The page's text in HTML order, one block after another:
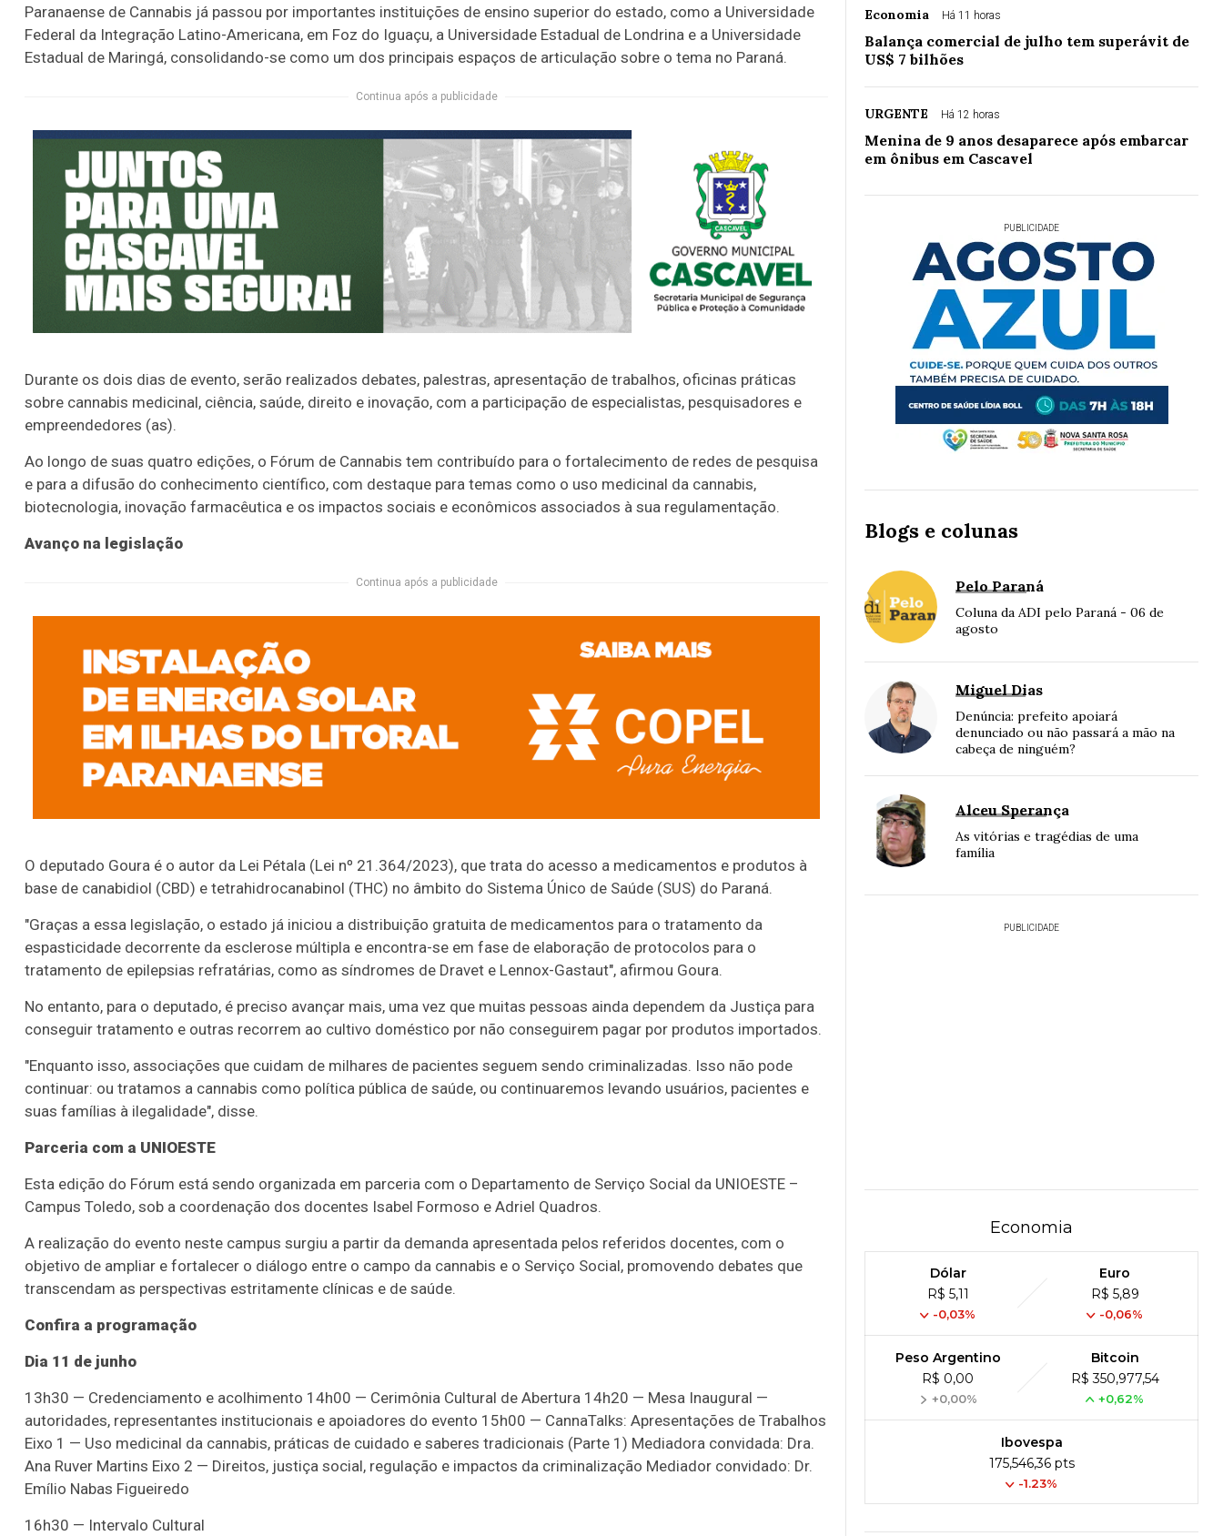
Paranaense de Cannabis já passou por importantes instituições de ensino superior do estado, como a Universidade
Federal da Integração Latino-Americana, em Foz do Iguaçu, a Universidade Estadual de Londrina e a Universidade
Estadual de Maringá, consolidando-se como um dos principais espaços de articulação sobre o tema no Paraná.
Continua após a publicidade
Durante os dois dias de evento, serão realizados debates, palestras, apresentação de trabalhos, oficinas práticas
sobre cannabis medicinal, ciência, saúde, direito e inovação, com a participação de especialistas, pesquisadores e
empreendedores (as).
Ao longo de suas quatro edições, o Fórum de Cannabis tem contribuído para o fortalecimento de redes de pesquisa
e para a difusão do conhecimento científico, com destaque para temas como o uso medicinal da cannabis,
biotecnologia, inovação farmacêutica e os impactos sociais e econômicos associados à sua regulamentação.
Avanço na legislação
Continua após a publicidade
O deputado Goura é o autor da Lei Pétala (Lei nº 21.364/2023), que trata do acesso a medicamentos e produtos à
base de canabidiol (CBD) e tetrahidrocanabinol (THC) no âmbito do Sistema Único de Saúde (SUS) do Paraná.
"Graças a essa legislação, o estado já iniciou a distribuição gratuita de medicamentos para o tratamento da
espasticidade decorrente da esclerose múltipla e encontra-se em fase de elaboração de protocolos para o
tratamento de epilepsias refratárias, como as síndromes de Dravet e Lennox-Gastaut", afirmou Goura.
No entanto, para o deputado, é preciso avançar mais, uma vez que muitas pessoas ainda dependem da Justiça para
conseguir tratamento e outras recorrem ao cultivo doméstico por não conseguirem pagar por produtos importados.
"Enquanto isso, associações que cuidam de milhares de pacientes seguem sendo criminalizadas. Isso não pode
continuar: ou tratamos a cannabis como política pública de saúde, ou continuaremos levando usuários, pacientes e
suas famílias à ilegalidade", disse.
Parceria com a UNIOESTE
Esta edição do Fórum está sendo organizada em parceria com o Departamento de Serviço Social da UNIOESTE –
Campus Toledo, sob a coordenação dos docentes Isabel Formoso e Adriel Quadros.
A realização do evento neste campus surgiu a partir da demanda apresentada pelos referidos docentes, com o
objetivo de ampliar e fortalecer o diálogo entre o campo da cannabis e o Serviço Social, promovendo debates que
transcendam as perspectivas estritamente clínicas e de saúde.
Confira a programação
Dia 11 de junho
13h30 — Credenciamento e acolhimento 14h00 — Cerimônia Cultural de Abertura 14h20 — Mesa Inaugural —
autoridades, representantes institucionais e apoiadores do evento 15h00 — CannaTalks: Apresentações de Trabalhos
Eixo 1 — Uso medicinal da cannabis, práticas de cuidado e saberes tradicionais (Parte 1) Mediadora convidada: Dra.
Ana Ruver Martins Eixo 2 — Direitos, justiça social, regulação e impactos da criminalização Mediador convidado: Dr.
Emílio Nabas Figueiredo
16h30 — Intervalo Cultural
Economia Há 11 horas
Balança comercial de julho tem superávit de
US$ 7 bilhões
URGENTE Há 12 horas
Menina de 9 anos desaparece após embarcar
em ônibus em Cascavel
PUBLICIDADE
Blogs e colunas
Pelo Paraná
Coluna da ADI pelo Paraná - 06 de
agosto
Miguel Dias
Denúncia: prefeito apoiará
denunciado ou não passará a mão na
cabeça de ninguém?
Alceu Sperança
As vitórias e tragédias de uma
família
PUBLICIDADE
Economia
Dólar
R$ 5,11
-0,03%
Euro
R$ 5,89
-0,06%
Peso Argentino
R$ 0,00
+0,00%
Bitcoin
R$ 350,977,54
+0,62%
Ibovespa
175,546,36 pts
-1.23%